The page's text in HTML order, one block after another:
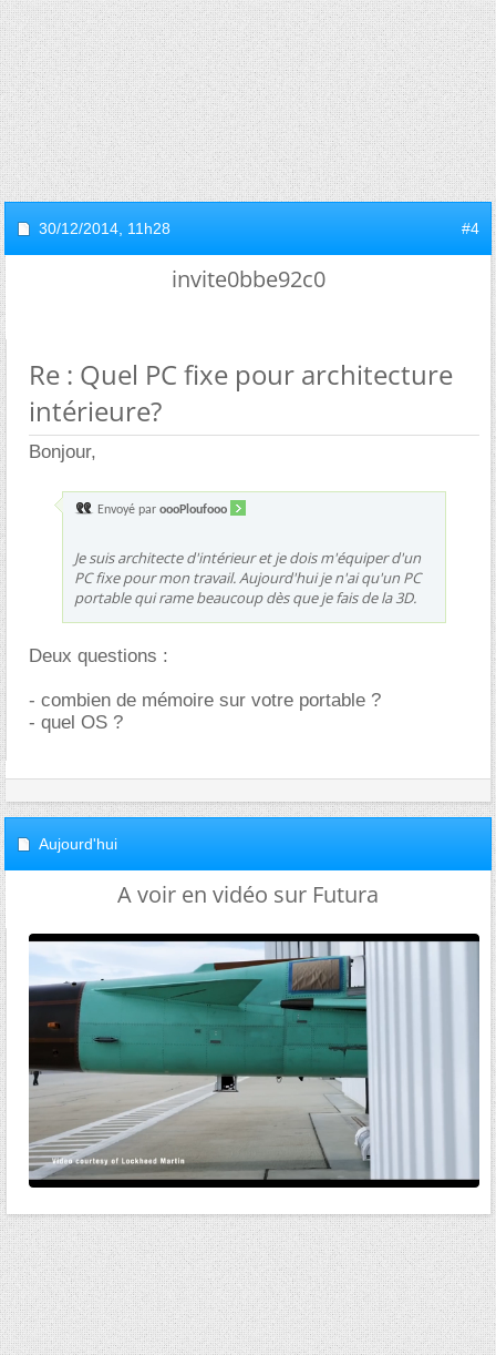
30/12/2014, 11h28 #4
invite0bbe92c0
Re : Quel PC fixe pour architecture
intérieure?
Bonjour,
Envoyé par oooPloufooo
Je suis architecte d'intérieur et je dois m'équiper d'un
PC fixe pour mon travail. Aujourd'hui je n'ai qu'un PC
portable qui rame beaucoup dès que je fais de la 3D.
Deux questions :
- combien de mémoire sur votre portable ?
- quel OS ?
Aujourd'hui
A voir en vidéo sur Futura